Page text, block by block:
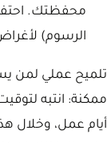
محفظتك. احتفظ
الرسوم)
تلميح عملي لمن
أيام عمل، وخلال